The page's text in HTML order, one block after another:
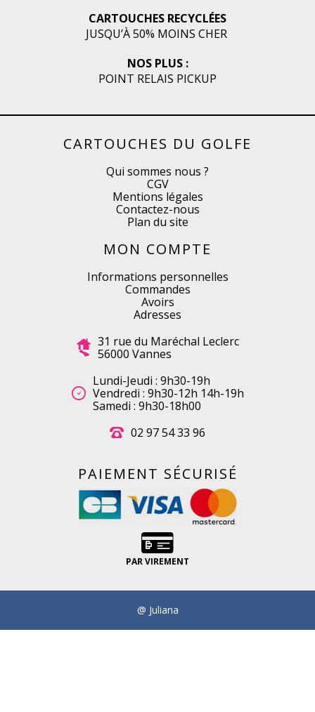
CARTOUCHES RECYCLÉES
JUSQU’À 50% MOINS CHER
NOS PLUS :
POINT RELAIS PICKUP
CARTOUCHES DU GOLFE
Qui sommes nous ?
CGV
Mentions légales
Contactez-nous
Plan du site
MON COMPTE
Informations personnelles
Commandes
Avoirs
Adresses
31 rue du Maréchal Leclerc
56000 Vannes
Lundi-Jeudi : 9h30-19h
Vendredi : 9h30-12h 14h-19h
Samedi : 9h30-18h00
02 97 54 33 96
PAIEMENT SÉCURISÉ
PAR VIREMENT
@ Juliana